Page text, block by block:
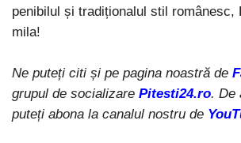
penibilul și tradiționalul stil românesc,
mila!
Ne puteți citi și pe pagina noastră de
grupul de socializare Pitesti24.ro. De
puteți abona la canalul nostru de